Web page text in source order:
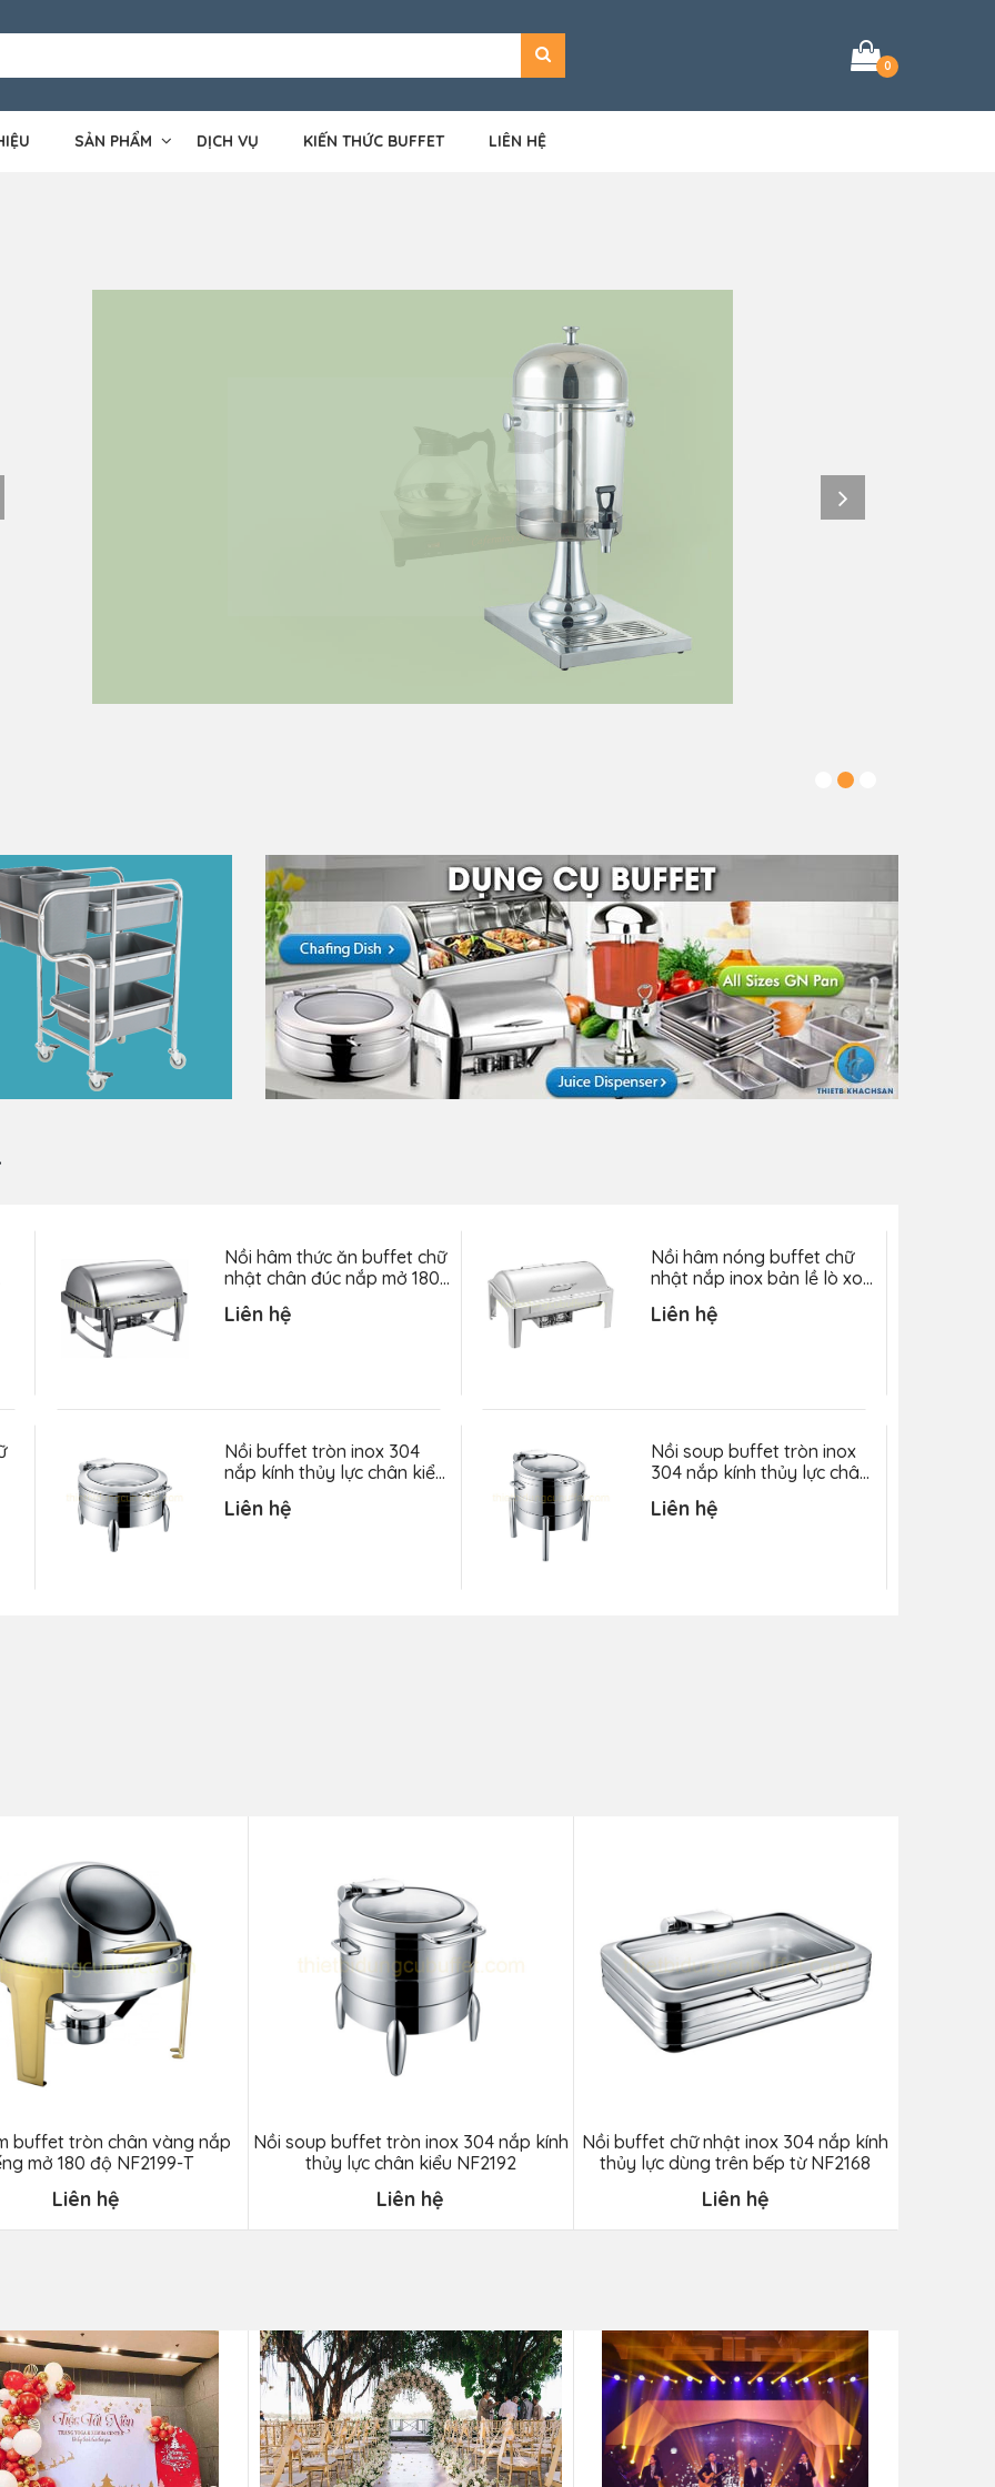
0
SẢN PHẨM DỊCH VỤ KIẾN THỨC BUFFET LIÊN HỆ
Nồi hâm thức ăn buffet chữ
nhật chân đúc nắp mở 180
Liên hệ
Nồi buffet tròn inox 304
nắp kính thủy lực chân kiểu
Liên hệ
Nồi hâm nóng buffet chữ
nhật nắp inox bản lề lò xo
Liên hệ
Nồi soup buffet tròn inox
304 nắp kính thủy lực chân
Liên hệ
buffet tròn chân vàng nắp
mở 180 độ NF2199-T
Liên hệ
Nồi soup buffet tròn inox 304 nắp kính
thủy lực chân kiểu NF2192
Liên hệ
Nồi buffet chữ nhật inox 304 nắp kính
thủy lực dùng trên bếp từ NF2168
Liên hệ